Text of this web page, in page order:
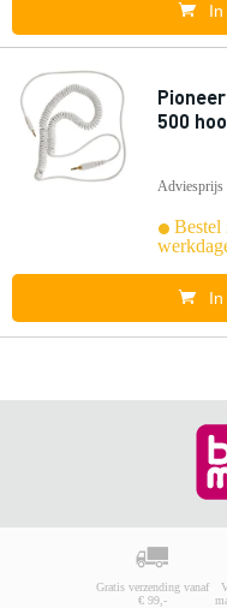
500
Adviesprijs
Bestel
Gratis verzending vanaf
€ 99,-